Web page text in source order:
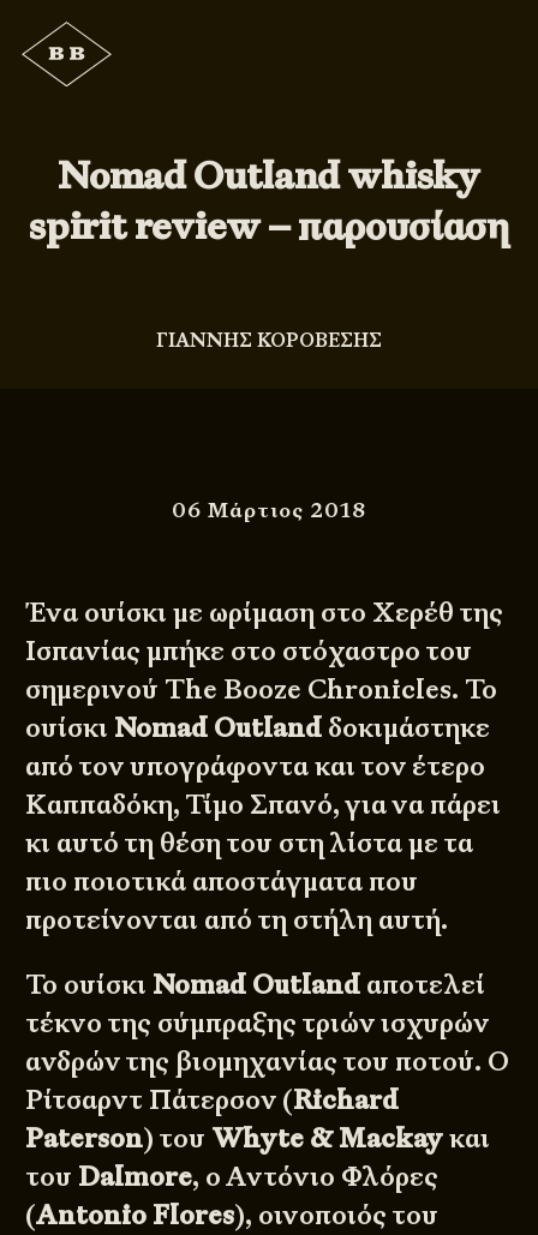
Nomad Outland whisky
spirit review – παρουσίαση
ΓΙΑΝΝΗΣ ΚΟΡΟΒΕΣΗΣ
06 Μάρτιος 2018
Ένα ουίσκι με ωρίμαση στο Χερέθ της
Ισπανίας μπήκε στο στόχαστρο του
σημερινού The Booze Chronicles. Το
ουίσκι Nomad Outland δοκιμάστηκε
από τον υπογράφοντα και τον έτερο
Καππαδόκη, Τίμο Σπανό, για να πάρει
κι αυτό τη θέση του στη λίστα με τα
πιο ποιοτικά αποστάγματα που
προτείνονται από τη στήλη αυτή.
Το ουίσκι Nomad Outland αποτελεί
τέκνο της σύμπραξης τριών ισχυρών
ανδρών της βιομηχανίας του ποτού. Ο
Ρίτσαρντ Πάτερσον (Richard
Paterson) του Whyte & Mackayκαι
του Dalmore, ο Αντόνιο Φλόρες
(Antonio Flores), οινοποιός του